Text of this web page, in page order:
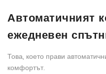
Автоматичният
ежедневен
Това, което прави
комфортът.